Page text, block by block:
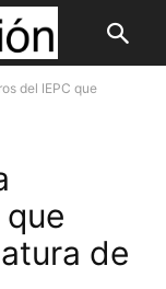
del IEPC que
de